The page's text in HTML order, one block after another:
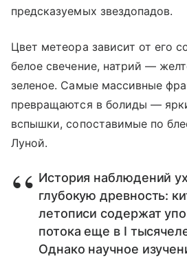
предсказуемых звездопадов.
Цвет метеора зависит от его
белое свечение, натрий —
зеленое. Самые массивные
превращаются в болиды —
вспышки, сопоставимые по
Луной.
История наблюдений
глубокую древность:
летописи содержат
потока еще в I
Однако научное